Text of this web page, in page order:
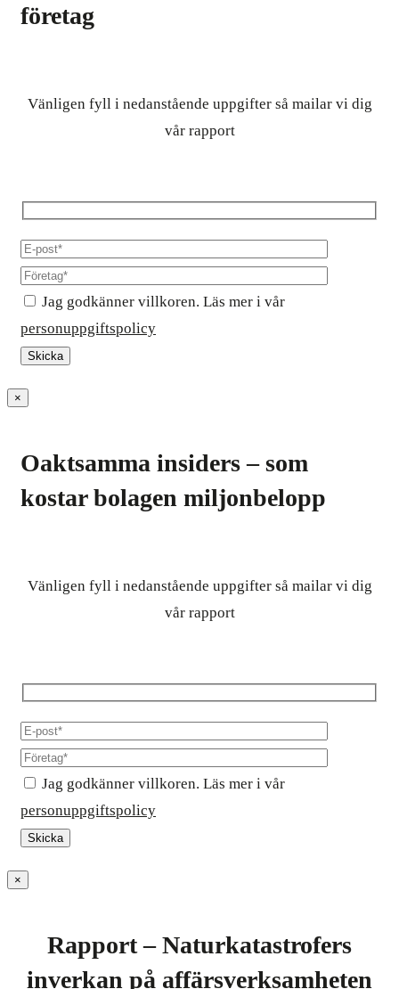
företag
Vänligen fyll i nedanstående uppgifter så mailar vi dig
vår rapport
Jag godkänner villkoren. Läs mer i vår
personuppgiftspolicy
×
Oaktsamma insiders – som
kostar bolagen miljonbelopp
Vänligen fyll i nedanstående uppgifter så mailar vi dig
vår rapport
Jag godkänner villkoren. Läs mer i vår
personuppgiftspolicy
×
Rapport – Naturkatastrofers
inverkan på affärsverksamheten